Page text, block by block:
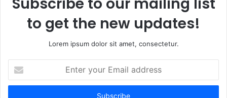
to get the new updates!
Lorem ipsum dolor sit amet, consectetur.
your
Email